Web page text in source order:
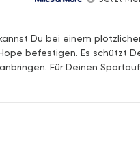
Du bei einem
befestigen. Es schützt
Für Deinen